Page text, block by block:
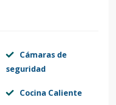
Cámaras de
seguridad
Cocina Caliente